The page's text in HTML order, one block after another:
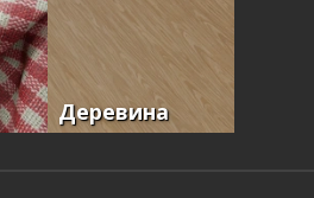
Деревина